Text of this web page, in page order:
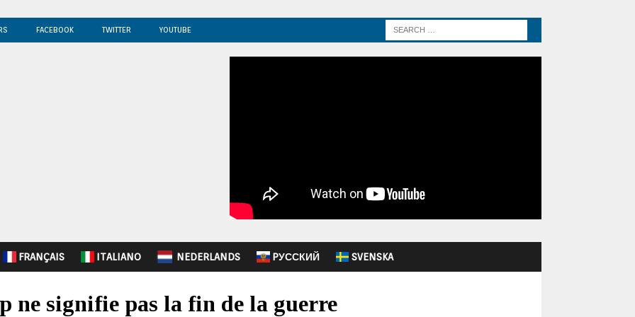
FACEBOOK TWITTER YOUTUBE
FRANÇAIS ITALIANO NEDERLANDS PУССКИЙ SVENSKA
ne signifie pas la fin de la guerre